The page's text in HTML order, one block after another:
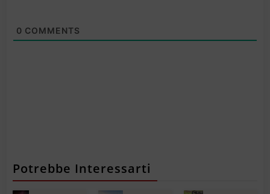
0 COMMENTS
Potrebbe Interessarti